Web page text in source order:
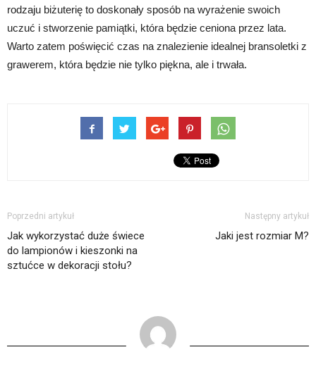
rodzaju biżuterię to doskonały sposób na wyrażenie swoich
uczuć i stworzenie pamiątki, która będzie ceniona przez lata.
Warto zatem poświęcić czas na znalezienie idealnej bransoletki z
grawerem, która będzie nie tylko piękna, ale i trwała.
Poprzedni artykuł
Jak wykorzystać duże świece
do lampionów i kieszonki na
sztućce w dekoracji stołu?
Następny artykuł
Jaki jest rozmiar M?